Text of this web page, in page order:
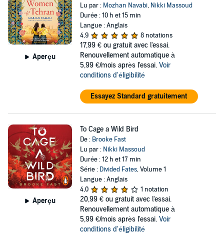
Aperçu
Lu par : Mozhan Navabi, Nikki Massoud
Durée : 10 h et 15 min
Langue : Anglais
4,9
8 notations
17,99 € ou gratuit avec l'essai.
Renouvellement automatique à
5,99 €/mois après l'essai. Voir
conditions d'éligibilité
Essayez Standard gratuitement
Aperçu
To Cage a Wild Bird
De : Brooke Fast
Lu par : Nikki Massoud
Durée : 12 h et 17 min
Série : Divided Fates, Volume 1
Langue : Anglais
4,0
1 notation
20,99 € ou gratuit avec l'essai.
Renouvellement automatique à
5,99 €/mois après l'essai. Voir
conditions d'éligibilité